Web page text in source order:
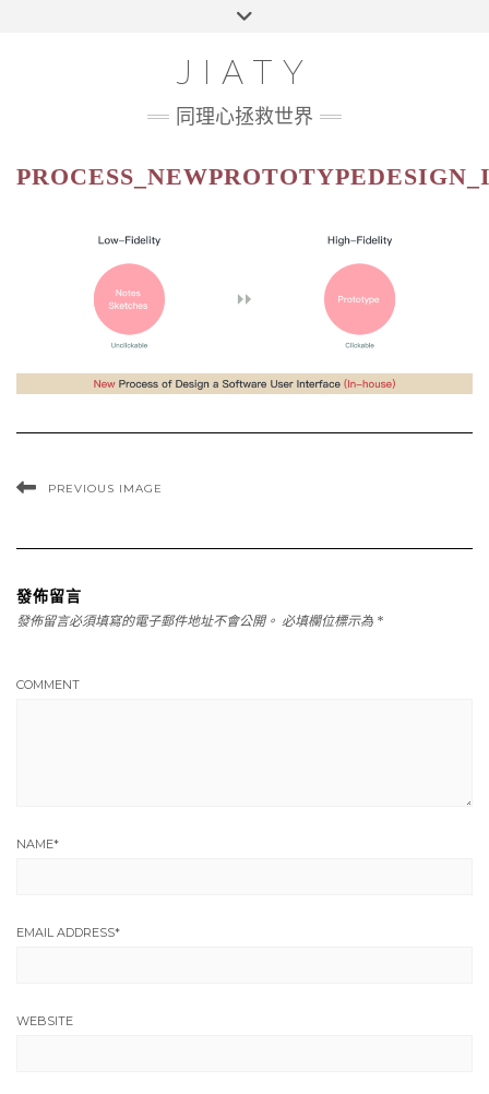
HOME
ABOUT
JIATY
同理心拯救世界
PREVIOUS IMAGE
發佈留言
發佈留言必須填寫的電子郵件地址不會公開。 必填欄位標示為 *
COMMENT
NAME*
EMAIL ADDRESS*
WEBSITE